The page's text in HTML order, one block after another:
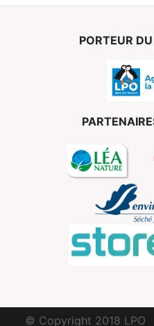
PORTEUR
© Copyright 2018 LPO